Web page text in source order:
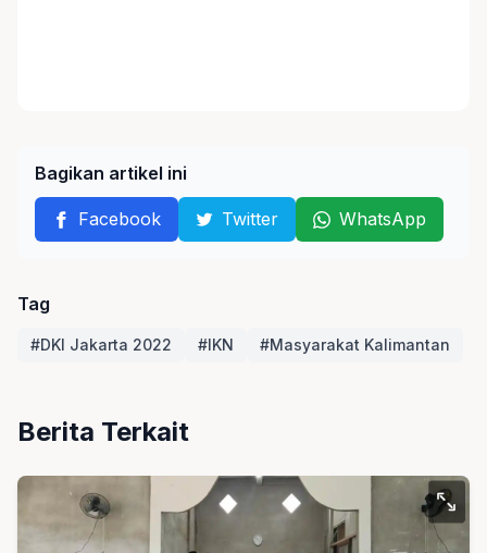
Bagikan artikel ini
Facebook Twitter WhatsApp
Tag
#DKI Jakarta 2022 #IKN #Masyarakat Kalimantan
Berita Terkait